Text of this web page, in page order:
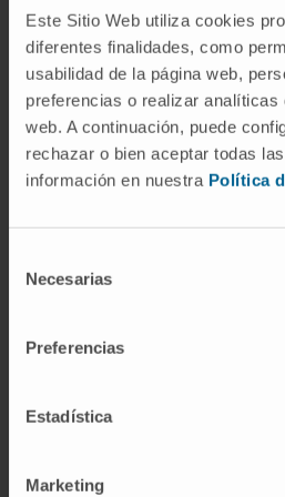
Este Sitio Web utiliza cookies
diferentes finalidades, como
usabilidad de la página web,
preferencias o realizar analíticas
web. A continuación, puede
rechazar o bien aceptar todas
información en nuestra Política
Necesarias
Preferencias
Estadística
Marketing
reparte como una solución
¿Solución hipotónica
muscular son lo
No. Comparten raíz y
pertenecen a campos
designa la disminución del
Referencias
Estados Unidos.
Lewis JL.
Balance
Real Academia